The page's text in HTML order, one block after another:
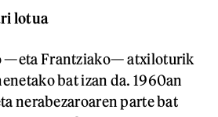
lotua
—eta Frantziako— atxiloturik
bat izan da. 1960an
nerabezaroaren parte bat